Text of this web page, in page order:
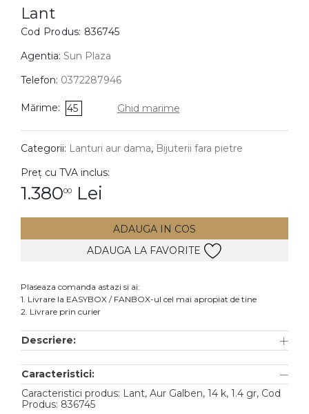
Cercei
Bratari
Coliere
Lanturi
Pandantive
DIAMANTE Vezi toate
Cercei
Accesorii
Aur alb
Aur roz
Lant
Cod Produs: 836745
Agentia: Sun Plaza
Telefon: 0372287946
Mărime: 45 Ghid marime
Categorii: Lanturi aur dama, Bijuterii fara pietre
Preț cu TVA inclus:
1.38000 Lei
ADAUGA IN COS
ADAUGA LA FAVORITE
Plaseaza comanda astazi si ai:
1. Livrare la EASYBOX / FANBOX-ul cel mai apropiat de tine
2. Livrare prin curier
Descriere:
Caracteristici:
Caracteristici produs: Lant, Aur Galben, 14 k, 1.4 gr, Cod
Produs: 836745